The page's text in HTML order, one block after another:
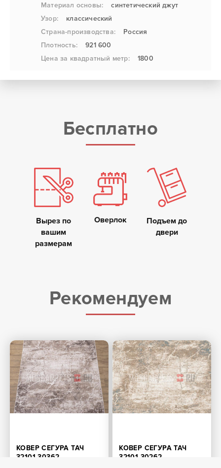
Материал основы:
синтетический джут
Узор:
классический
Страна-производства:
Россия
Плотность:
921 600
Цена за квадратный метр:
1800
Бесплатно
Вырез по
вашим
размерам
Оверлок
Подъем до
двери
Рекомендуем
КОВЕР СЕГУРА ТАЧ
32101-30362
КОВЕР СЕГУРА ТАЧ
32101-30262